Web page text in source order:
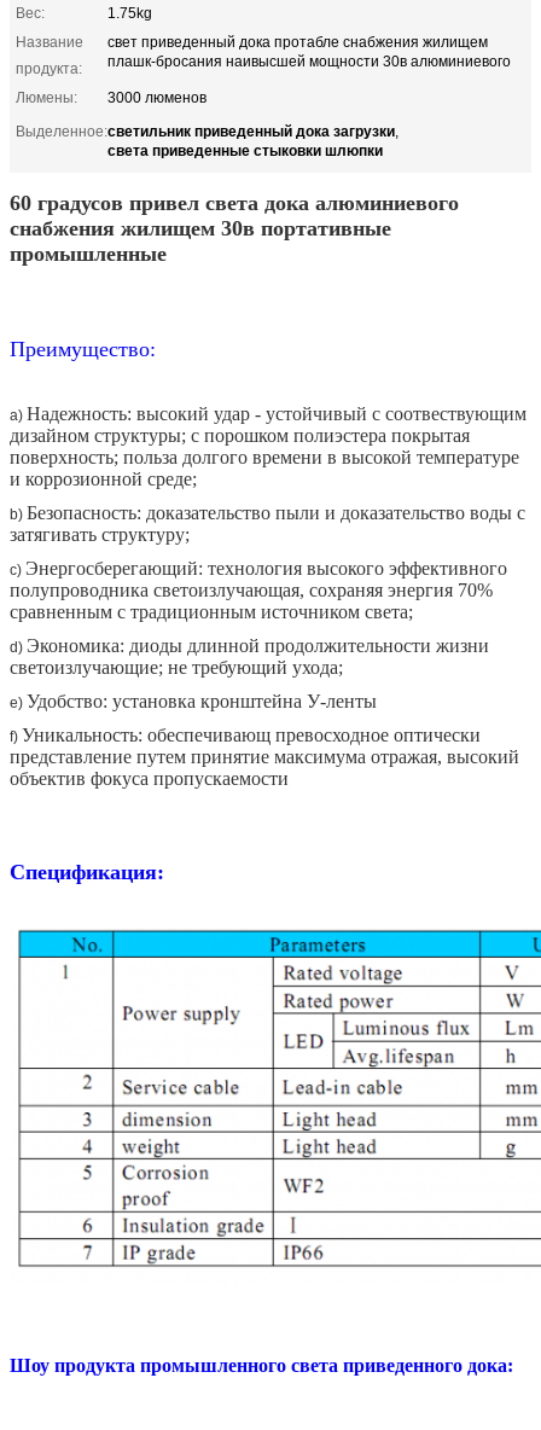
Вес:
1.75kg
Название
продукта:
свет приведенный дока протабле снабжения жилищем
плашк-бросания наивысшей мощности 30в алюминиевого
Люмены:
3000 люменов
Выделенное:светильник приведенный дока загрузки,
света приведенные стыковки шлюпки
60 градусов привел света дока алюминиевого
снабжения жилищем 30в портативные
промышленные
Преимущество:
a) Надежность: высокий удар - устойчивый с соотвествующим
дизайном структуры; с порошком полиэстера покрытая
поверхность; польза долгого времени в высокой температуре
и коррозионной среде;
b) Безопасность: доказательство пыли и доказательство воды с
затягивать структуру;
c) Энергосберегающий: технология высокого эффективного
полупроводника светоизлучающая, сохраняя энергия 70%
сравненным с традиционным источником света;
d) Экономика: диоды длинной продолжительности жизни
светоизлучающие; не требующий ухода;
e) Удобство: установка кронштейна У-ленты
f) Уникальность: обеспечивающ превосходное оптически
представление путем принятие максимума отражая, высокий
объектив фокуса пропускаемости
Спецификация:
Шоу продукта промышленного света приведенного дока: